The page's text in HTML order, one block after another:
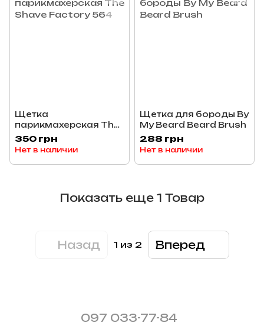
Щетка
парикмахерская The
Shave Factory 564
350 грн
Нет в наличии
Щетка для бороды By
My Beard Beard Brush
288 грн
Нет в наличии
Показать еще 1 Товар
Назад 1 из 2 Вперед
097 033-77-84